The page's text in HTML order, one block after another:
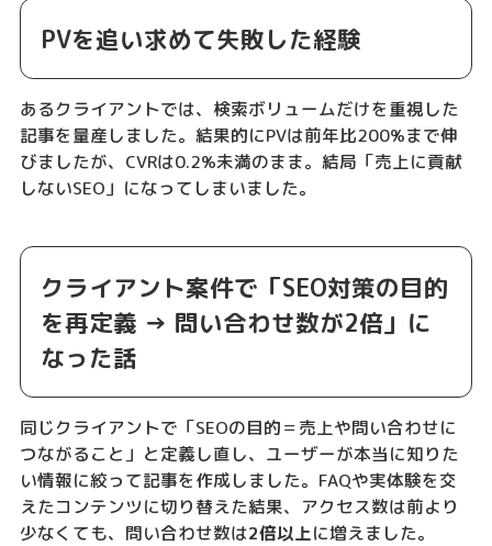
PVを追い求めて失敗した経験
あるクライアントでは、検索ボリュームだけを重視した
記事を量産しました。結果的にPVは前年比200%まで伸
びましたが、CVRは0.2%未満のまま。結局「売上に貢献
しないSEO」になってしまいました。
クライアント案件で「SEO対策の目的
を再定義 → 問い合わせ数が2倍」に
なった話
同じクライアントで「SEOの目的＝売上や問い合わせに
つながること」と定義し直し、ユーザーが本当に知りた
い情報に絞って記事を作成しました。FAQや実体験を交
えたコンテンツに切り替えた結果、アクセス数は前より
少なくても、問い合わせ数は2倍以上に増えました。